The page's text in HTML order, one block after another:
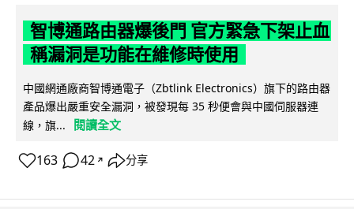
智博通路由器爆後門 官方緊急下架止血
稱漏洞是功能在維修時使用
中國網通廠商智博通電子（Zbtlink Electronics）旗下的路由器
產品爆出嚴重安全漏洞，被發現每 35 秒便會與中國伺服器連
線，旗...
閱讀全文
163 42 ↗ 分享